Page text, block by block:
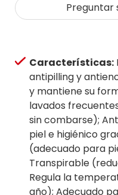
Preguntar
Características:
antipilling y
y mantiene su
lavados
sin combarse);
piel e higiénico
(adecuado para
Transpirable
Regula la
año); Adecuado